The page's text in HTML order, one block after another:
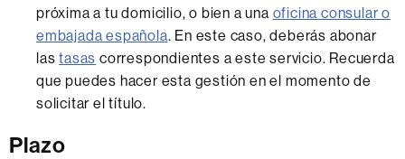
próxima a tu domicilio, o bien a una oficina consular o
embajada española. En este caso, deberás abonar
lastasas correspondientes a este servicio. Recuerda
que puedes hacer esta gestión en el momento de
solicitar el título.
Plazo